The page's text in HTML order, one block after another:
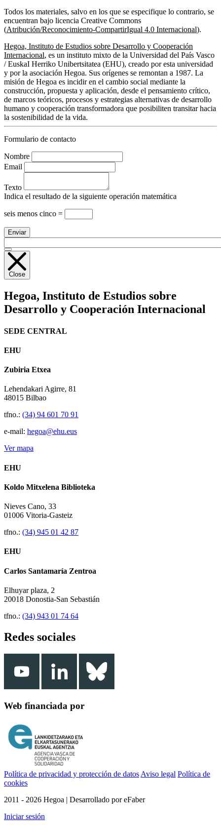
Todos los materiales, salvo en los que se especifique lo contrario, se
encuentran bajo licencia Creative Commons
(Atribución/Reconocimiento-CompartirIgual 4.0 Internacional).
Hegoa, Instituto de Estudios sobre Desarrollo y Cooperación
Internacional, es un instituto mixto de la Universidad del País Vasco
/ EuskaI Herriko Unibertsitatea (EHU), creado por esta universidad
y por la asociación Hegoa. Sus orígenes se remontan a 1987. La
misión de Hegoa es incidir en el cambio social mediante la
construcción, propuesta y aplicación, desde el pensamiento crítico,
de marcos teóricos, procesos y estrategias alternativas de desarrollo
humano y cooperación transformadora que posibiliten transitar hacia
la sostenibilidad de la vida.
Formulario de contacto
Nombre
Email
Texto
Indica el resultado de la siguiente operación matemática
seis menos cinco =
Close
Hegoa, Instituto de Estudios sobre
Desarrollo y Cooperación Internacional
SEDE CENTRAL
EHU
Zubiria Etxea
Lehendakari Agirre, 81
48015 Bilbao
tfno.: (34) 94 601 70 91
e-mail: hegoa@ehu.eus
Ver mapa
EHU
Koldo Mitxelena Biblioteka
Nieves Cano, 33
01006 Vitoria-Gasteiz
tfno.: (34) 945 01 42 87
EHU
Carlos Santamaría Zentroa
Elhuyar plaza, 2
20018 Donostia-San Sebastián
tfno.: (34) 943 01 74 64
Redes sociales
Web financiada por
Política de privacidad y protección de datos Aviso legal Política de
cookies
2011 - 2026 Hegoa | Desarrollado por eFaber
Iniciar sesión